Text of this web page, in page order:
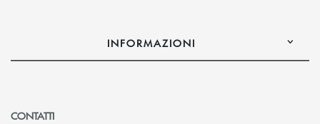
INFORMAZIONI
CONTATTI